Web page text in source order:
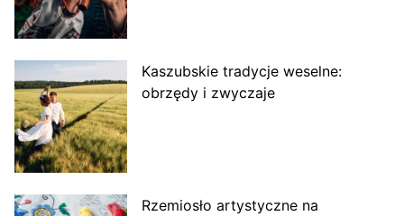
Kaszubskie tradycje weselne:
obrzędy i zwyczaje
Rzemiosło artystyczne na